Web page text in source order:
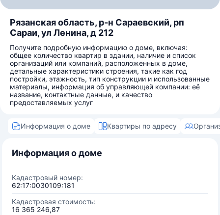
Рязанская область, р-н Сараевский, рп
Сараи, ул Ленина, д 212
Получите подробную информацию о доме, включая:
общее количество квартир в здании, наличие и список
организаций или компаний, расположенных в доме,
детальные характеристики строения, такие как год
постройки, этажность, тип конструкции и использованные
материалы, информация об управляющей компании: её
название, контактные данные, и качество
предоставляемых услуг
Информация о доме Квартиры по адресу
Информация о доме
Кадастровый номер:
62:17:0030109:181
Кадастровая стоимость:
16 365 246,87